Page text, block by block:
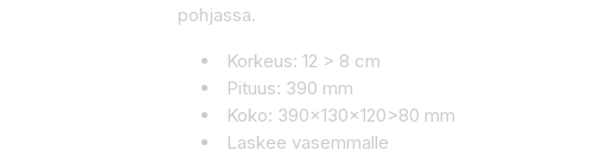
pohjassa.
Korkeus: 12 > 8 cm
Pituus: 390 mm
Koko: 390x130x120>80 mm
Laskee vasemmalle